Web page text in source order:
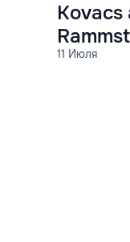
11 Июля